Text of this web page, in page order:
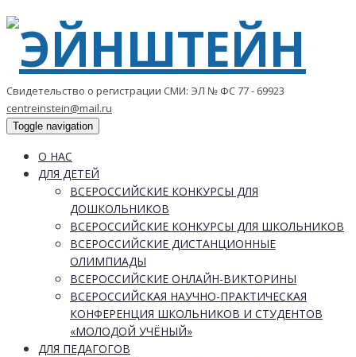
Свидетельство о регистрации СМИ: ЭЛ № ФС 77 - 69923
centreinstein@mail.ru
Toggle navigation
О НАС
ДЛЯ ДЕТЕЙ
ВСЕРОССИЙСКИЕ КОНКУРСЫ ДЛЯ
ДОШКОЛЬНИКОВ
ВСЕРОССИЙСКИЕ КОНКУРСЫ ДЛЯ ШКОЛЬНИКОВ
ВСЕРОССИЙСКИЕ ДИСТАНЦИОННЫЕ
ОЛИМПИАДЫ
ВСЕРОССИЙСКИЕ ОНЛАЙН-ВИКТОРИНЫ
ВСЕРОССИЙСКАЯ НАУЧНО-ПРАКТИЧЕСКАЯ
КОНФЕРЕНЦИЯ ШКОЛЬНИКОВ И СТУДЕНТОВ
«МОЛОДОЙ УЧЁНЫЙ»
ДЛЯ ПЕДАГОГОВ